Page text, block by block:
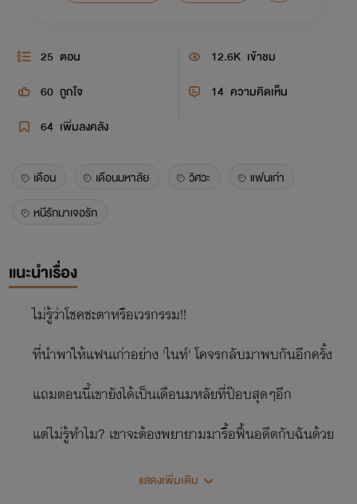
25 ตอน 12.6K เข้าชม
60 ถูกใจ 14 ความคิดเห็น
64 เพิ่มลงคลัง
เดือน เดือนมหาลัย วิศวะ
แฟนเก่า
หนีรักมาเจอรัก
แนะนำเรื่อง
ไม่รู้ว่าโชคชะตาหรือเวรกรรม!!
ที่นำพาให้แฟนเก่าอย่าง 'ไนท์' โคจรกลับมาพบกันอีกครั้ง
แถมตอนนี้เขายังได้เป็นเดือนมหลัยที่ป๊อบสุดๆอีก
แต่ไม่รู้ทำไม? เขาจะต้องพยายามมารื้อฟื้นอดีตกับฉันด้วย
ทั้งๆที่ตอนนั้นเขาเป็นคนบอกเลิกฉันเองแท้ๆ
แสดงเพิ่มเติม